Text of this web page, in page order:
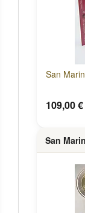
San
109,00 €
San